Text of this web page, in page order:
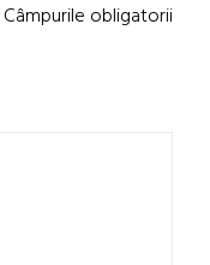
Câmpurile obligatorii